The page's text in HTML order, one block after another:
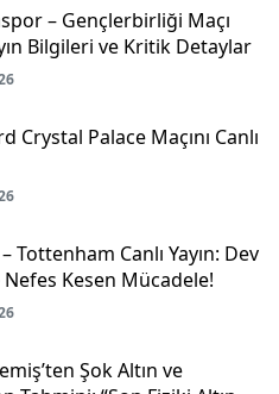
– Gençlerbirliği Maçı
Bilgileri ve Kritik Detaylar
Crystal Palace Maçını Canlı
Tottenham Canlı Yayın: Dev
Kesen Mücadele!
Şok Altın ve